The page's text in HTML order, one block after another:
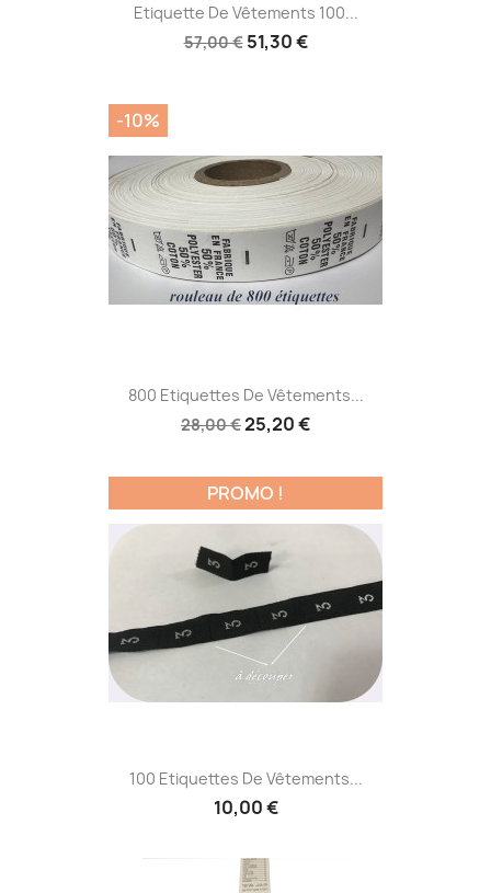
Etiquette De Vêtements 100...
57,00 € 51,30 €
800 Etiquettes De Vêtements...
28,00 €25,20 €
-10%
100 Etiquettes De Vêtements...
10,00 €
PROMO !